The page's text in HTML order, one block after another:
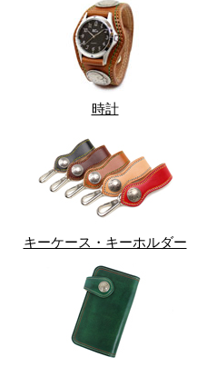
時計
キーケース・キーホルダー